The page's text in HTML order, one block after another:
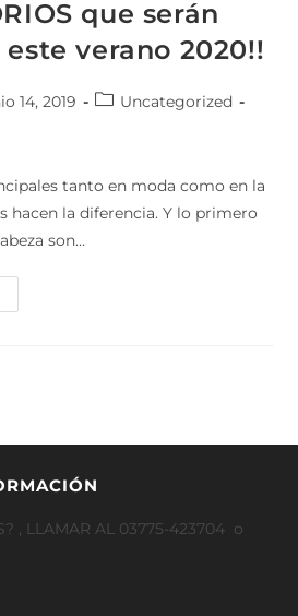
que serán
este verano 2020!!
14, 2019
Uncategorized
tanto en moda como en la
hacen la diferencia. Y lo primero
son…
, LLAMAR AL 03775-423704 o